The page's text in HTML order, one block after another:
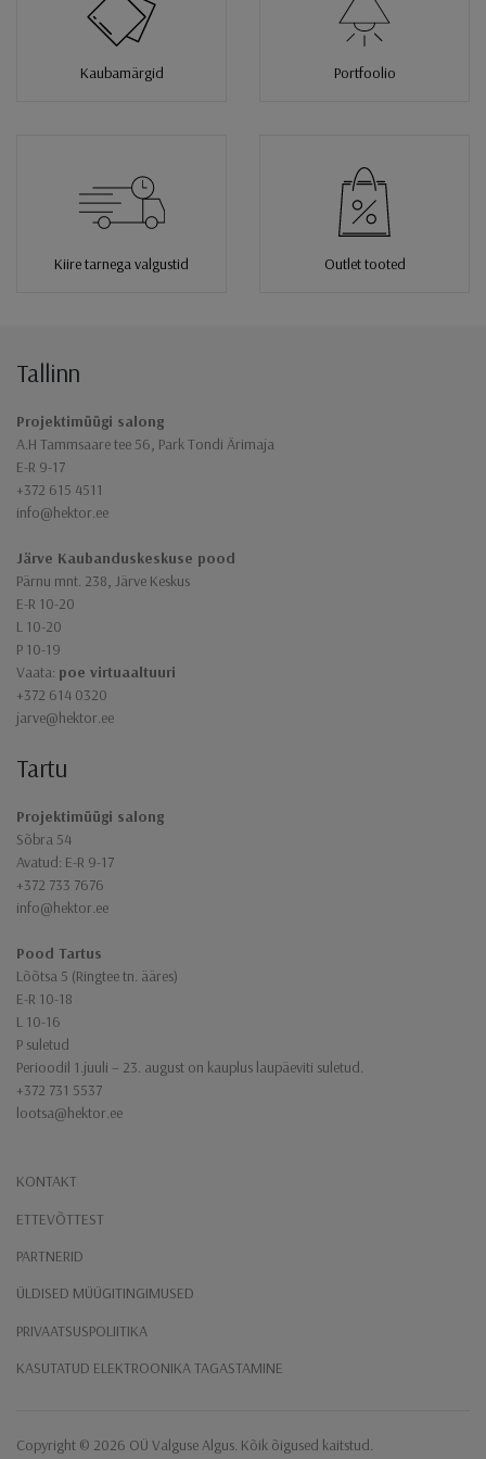
Kaubamärgid Portfoolio
Kiire tarnega valgustid Outlet tooted
Jaluse navigatsioon
Tallinn
Projektimüügi salong
A.H Tammsaare tee 56, Park Tondi Ärimaja
E-R 9-17
+372 615 4511
info@hektor.ee
Järve Kaubanduskeskuse pood
Pärnu mnt. 238, Järve Keskus
E-R 10-20
L 10-20
P 10-19
Vaata: poe virtuaaltuuri
+372 614 0320
jarve@hektor.ee
Tartu
Projektimüügi salong
Sõbra 54
Avatud: E-R 9-17
+372 733 7676
info@hektor.ee
Pood Tartus
Lõõtsa 5 (Ringtee tn. ääres)
E-R 10-18
L 10-16
P suletud
Perioodil 1.juuli – 23. august on kauplus laupäeviti suletud.
+372 731 5537
lootsa@hektor.ee
KONTAKT
ETTEVÕTTEST
PARTNERID
ÜLDISED MÜÜGITINGIMUSED
PRIVAATSUSPOLIITIKA
KASUTATUD ELEKTROONIKA TAGASTAMINE
Copyright ​© 2026 ​OÜ Valguse Algus​. Kõik õigused kaitstud.